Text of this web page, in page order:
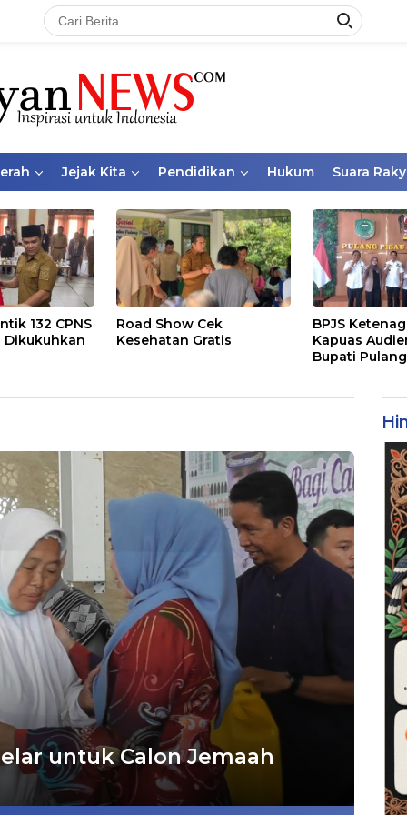
Jejak Kita Pendidikan Hukum Suara
132 CPNS
Dikukuhkan
Road Show Cek
Kesehatan Gratis
BPJS
Kapuas
Bupati
untuk Calon Jemaah